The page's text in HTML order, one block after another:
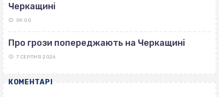
Черкащині
09:00
Про грози попереджають на Черкащині
7 СЕРПНЯ 2026
КОМЕНТАРІ